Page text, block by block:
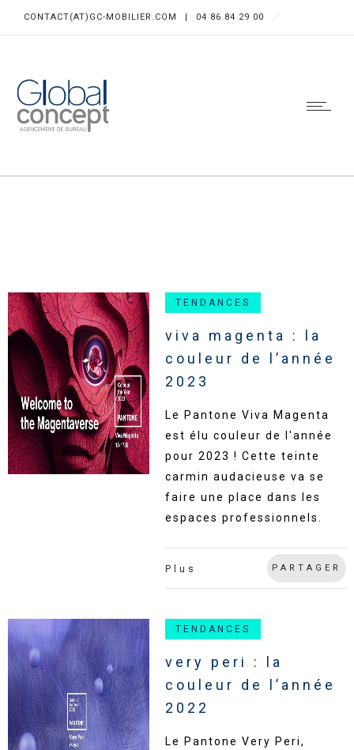
CONTACT(AT)GC-MOBILIER.COM | 04 86 84 29 00
TENDANCES
viva magenta : la
couleur de l’année
2023
Le Pantone Viva Magenta
est élu couleur de l'année
pour 2023 ! Cette teinte
carmin audacieuse va se
faire une place dans les
espaces professionnels.
Plus PARTAGER
TENDANCES
very peri : la
couleur de l’année
2022
Le Pantone Very Peri,